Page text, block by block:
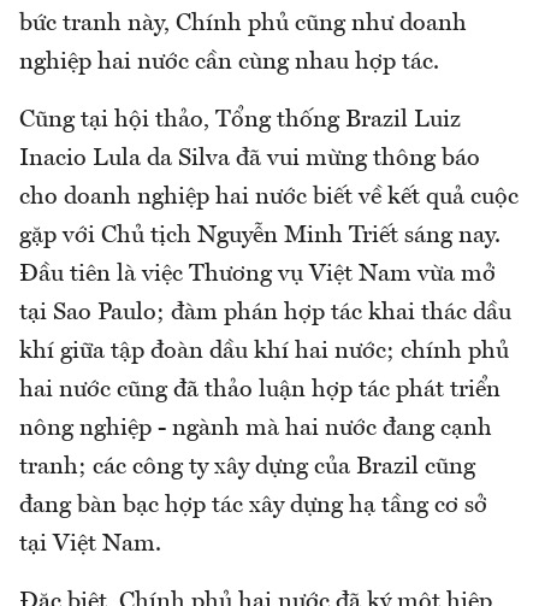
bức tranh này, Chính phủ cũng như doanh
nghiệp hai nước cần cùng nhau hợp tác.
Cũng tại hội thảo, Tổng thống Brazil Luiz
Inacio Lula da Silva đã vui mừng thông báo
cho doanh nghiệp hai nước biết về kết quả cuộc
gặp với Chủ tịch Nguyễn Minh Triết sáng nay.
Đầu tiên là việc Thương vụ Việt Nam vừa mở
tại Sao Paulo; đàm phán hợp tác khai thác dầu
khí giữa tập đoàn dầu khí hai nước; chính phủ
hai nước cũng đã thảo luận hợp tác phát triển
nông nghiệp - ngành mà hai nước đang cạnh
tranh; các công ty xây dựng của Brazil cũng
đang bàn bạc hợp tác xây dựng hạ tầng cơ sở
tại Việt Nam.